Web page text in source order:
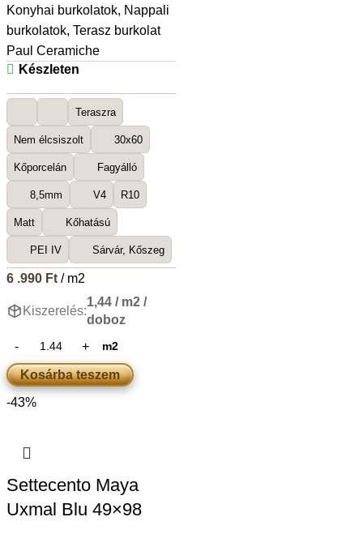
Konyhai burkolatok, Nappali
burkolatok, Terasz burkolat
Paul Ceramiche
Készleten
Teraszra
Nem élcsiszolt 30x60
Kőporcelán Fagyálló
8,5mm V4 R10
Matt Kőhatású
PEI IV Sárvár, Kőszeg
6 .990 Ft/ m2
Kiszerelés:
1,44 / m2 /
doboz
m2
Kosárba teszem
-43%
Settecento Maya
Uxmal Blu 49×98